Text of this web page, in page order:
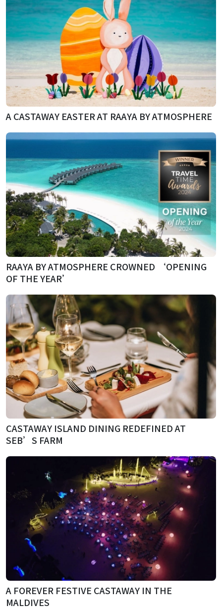
A CASTAWAY EASTER AT RAAYA BY ATMOSPHERE
RAAYA BY ATMOSPHERE CROWNED ‘OPENING
OF THE YEAR’
CASTAWAY ISLAND DINING REDEFINED AT
SEB’S FARM
A FOREVER FESTIVE CASTAWAY IN THE
MALDIVES